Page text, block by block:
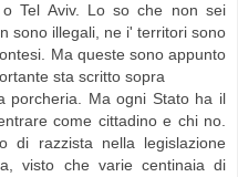
Tel Aviv. Lo so che non sei
sono illegali, ne i' territori sono
Ma queste sono appunto
sta scritto sopra
porcheria. Ma ogni Stato ha il
come cittadino e chi no.
di razzista nella legislazione
visto che varie centinaia di